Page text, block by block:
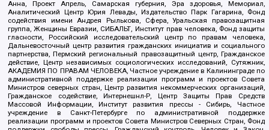
Анна, Проект Апрель, Самарская губерния, Эра здоровья, Мемориал,
Аналитический Центр Юрия Левады, Издательство Парк Гагарина, Фонд
содействия имени Андрея Рылькова, Сфера, Уральская правозащитная
группа, Женщины Евразии, СИБАЛЬТ, Институт прав человека, Фонд защиты
гласности, Российский исследовательский центр по правам человека,
Дальневосточный центр развития гражданских инициатив и социального
партнерства, Пермский региональный правозащитный центр, Гражданское
действие, Центр независимых социологических исследований, Сутяжник,
АКАДЕМИЯ ПО ПРАВАМ ЧЕЛОВЕКА, Частное учреждение в Калининграде по
административной поддержке реализации программ и проектов Совета
Министров северных стран, Центр развития некоммерческих организаций,
Гражданское содействие, Интернешнл-Р, Центр Защиты Прав Средств
Массовой Информации, Институт развития прессы - Сибирь, Частное
учреждение в Санкт-Петербурге по административной поддержке
реализации программ и проектов Совета Министров Северных Стран, Фонд